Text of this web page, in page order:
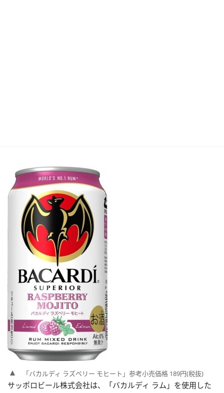
「バカルディ ラズベリー モヒート」参考小売価格 189円(税抜)
サッポロビール株式会社は、「バカルディ ラム」を使用した